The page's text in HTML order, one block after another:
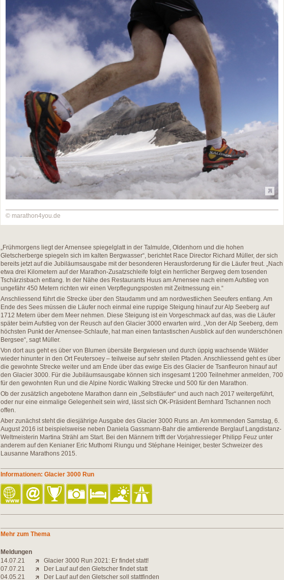
© marathon4you.de
„Frühmorgens liegt der Arnensee spiegelglatt in der Talmulde, Oldenhorn und die hohen
Gletscherberge spiegeln sich im kalten Bergwasser“, berichtet Race Director Richard Müller, der sich
bereits jetzt auf die Jubiläumsausgabe mit der besonderen Herausforderung für die Läufer freut. „Nach
etwa drei Kilometern auf der Marathon-Zusatzschleife folgt ein herrlicher Bergweg dem tosenden
Tschärzisbach entlang. In der Nähe des Restaurants Huus am Arnensee nach einem Aufstieg von
ungefähr 450 Metern richten wir einen Verpflegungsposten mit Zeitmessung ein.“
Anschliessend führt die Strecke über den Staudamm und am nordwestlichen Seeufers entlang. Am
Ende des Sees müssen die Läufer noch einmal eine ruppige Steigung hinauf zur Alp Seeberg auf
1712 Metern über dem Meer nehmen. Diese Steigung ist ein Vorgeschmack auf das, was die Läufer
später beim Aufstieg von der Reusch auf den Glacier 3000 erwarten wird. „Von der Alp Seeberg, dem
höchsten Punkt der Arnensee-Schlaufe, hat man einen fantastischen Ausblick auf den wunderschönen
Bergsee“, sagt Müller.
Von dort aus geht es über von Blumen übersäte Bergwiesen und durch üppig wachsende Wälder
wieder hinunter in den Ort Feutersoey – teilweise auf sehr steilen Pfaden. Anschliessend geht es über
die gewohnte Strecke weiter und am Ende über das ewige Eis des Glacier de Tsanfleuron hinauf auf
den Glacier 3000. Für die Jubiläumsausgabe können sich insgesamt 1'200 Teilnehmer anmelden, 700
für den gewohnten Run und die Alpine Nordic Walking Strecke und 500 für den Marathon.
Ob der zusätzlich angebotene Marathon dann ein „Selbstläufer“ und auch nach 2017 weitergeführt,
oder nur eine einmalige Gelegenheit sein wird, lässt sich OK-Präsident Bernhard Tschannen noch
offen.
Aber zunächst steht die diesjährige Ausgabe des Glacier 3000 Runs an. Am kommenden Samstag, 6.
August 2016 ist beispielsweise neben Daniela Gassmann-Bahr die amtierende Berglauf Langdistanz-
Weltmeisterin Martina Strähl am Start. Bei den Männern trifft der Vorjahressieger Philipp Feuz unter
anderem auf den Kenianer Eric Muthomi Riungu und Stéphane Heiniger, bester Schweizer des
Lausanne Marathons 2015.
Informationen: Glacier 3000 Run
Mehr zum Thema
Meldungen
14.07.21
Glacier 3000 Run 2021: Er findet statt!
07.07.21
Der Lauf auf den Gletscher findet statt
04.05.21
Der Lauf auf den Gletscher soll stattfinden